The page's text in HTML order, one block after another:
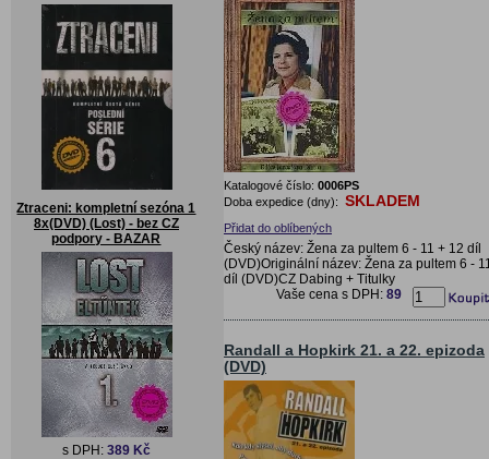
Ztraceni: kompletní sezóna 1
8x(DVD) (Lost) - bez CZ
podpory - BAZAR
s DPH: 389 Kč
Katalogové číslo: 0006PS
Doba expedice (dny): SKLADEM
Přidat do oblíbených
Český název: Žena za pultem 6 - 11 + 12 díl
(DVD)Originální název: Žena za pultem 6 -
díl (DVD)CZ Dabing + Titulky
Vaše cena s DPH: 89
Randall a Hopkirk 21. a 22. epizoda
(DVD)